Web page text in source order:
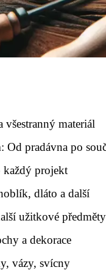
materiál
Od pradávna po
projekt
dláto a další
užitkové předměty
a dekorace
vázy, svícny